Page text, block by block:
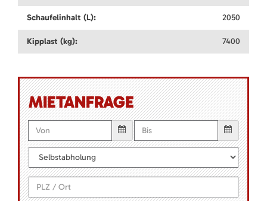
Schaufelinhalt (L): 2050
Kipplast (kg): 7400
MIETANFRAGE